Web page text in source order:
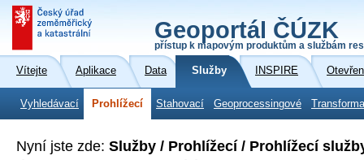
Geoportál ČÚZK
přístup k mapovým produktům a službám
Vítejte Aplikace Data Služby INSPIRE
Vyhledávací Prohlížecí Stahovací Geoprocessingové
Nyní jste zde: Služby / Prohlížecí / Prohlížecí